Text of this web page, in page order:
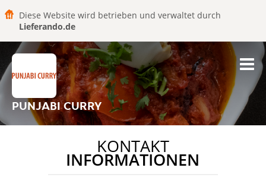
Diese Website wird betrieben und verwaltet durch
Lieferando.de
PUNJABI CURRY
KONTAKT
INFORMATIONEN